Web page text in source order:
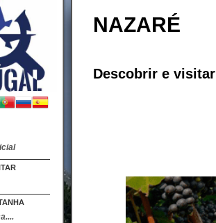
NAZARÉ
Descobrir e visitar